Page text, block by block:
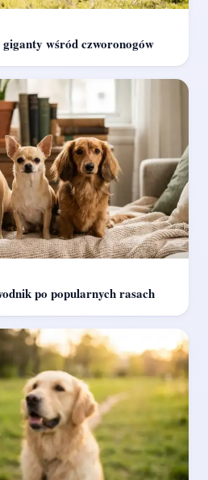
wśród czworonogów
po popularnych rasach